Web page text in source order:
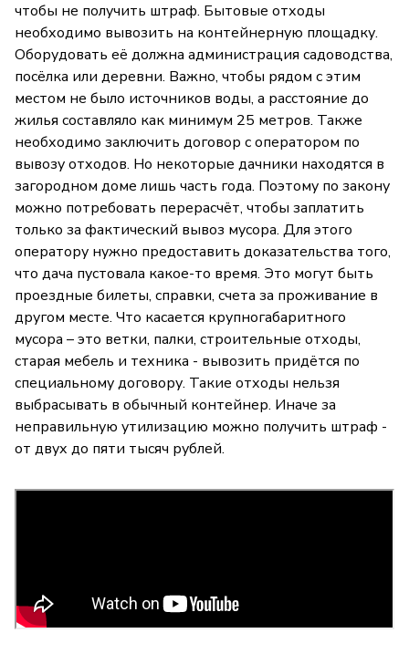
чтобы не получить штраф. Бытовые отходы
необходимо вывозить на контейнерную площадку.
Оборудовать её должна администрация садоводства,
посёлка или деревни. Важно, чтобы рядом с этим
местом не было источников воды, а расстояние до
жилья составляло как минимум 25 метров. Также
необходимо заключить договор с оператором по
вывозу отходов. Но некоторые дачники находятся в
загородном доме лишь часть года. Поэтому по закону
можно потребовать перерасчёт, чтобы заплатить
только за фактический вывоз мусора. Для этого
оператору нужно предоставить доказательства того,
что дача пустовала какое-то время. Это могут быть
проездные билеты, справки, счета за проживание в
другом месте. Что касается крупногабаритного
мусора – это ветки, палки, строительные отходы,
старая мебель и техника - вывозить придётся по
специальному договору. Такие отходы нельзя
выбрасывать в обычный контейнер. Иначе за
неправильную утилизацию можно получить штраф -
от двух до пяти тысяч рублей.